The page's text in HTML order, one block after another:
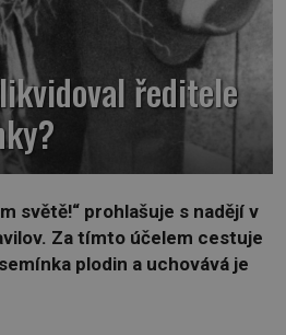
ředitele
světě!“ prohlašuje s nadějí v
Za tímto účelem cestuje
plodin a uchovává je